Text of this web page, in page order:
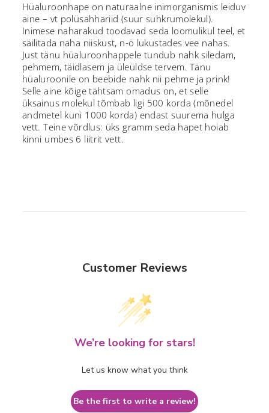
Hüaluroonhape on naturaalne inimorganismis leiduv
aine – vt polüsahhariid (suur suhkrumolekul).
Inimese naharakud toodavad seda loomulikul teel, et
säilitada naha niiskust, n-ö lukustades vee nahas.
Just tänu hüaluroonhappele tundub nahk siledam,
pehmem, täidlasem ja üleüldse tervem. Tänu
hüaluroonile on beebide nahk nii pehme ja prink!
Selle aine kõige tähtsam omadus on, et selle
üksainus molekul tõmbab ligi 500 korda (mõnedel
andmetel kuni 1000 korda) endast suurema hulga
vett. Teine võrdlus: üks gramm seda hapet hoiab
kinni umbes 6 liitrit vett.
Customer Reviews
We’re looking for stars!
Let us know what you think
Be the first to write a review!